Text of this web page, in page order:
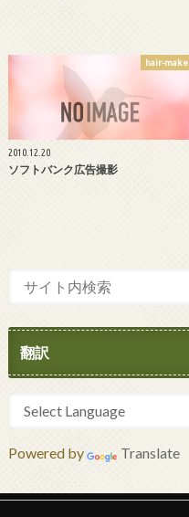
hair-make
2010.12.20
ソフトバンク広告撮影
翻訳
Powered by Translate